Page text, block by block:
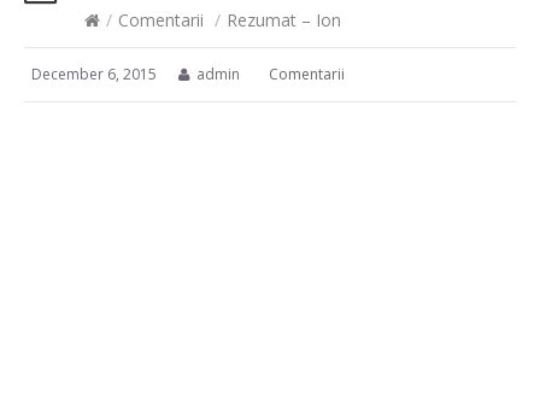
/ Comentarii / Rezumat – Ion
December 6, 2015 admin Comentarii